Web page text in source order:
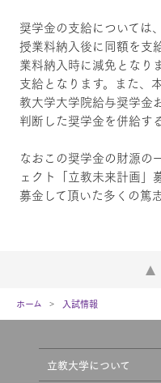
奨学金の支給については
授業料納入後に同額を支
業料納入時に減免となり
支給となります。また、
教大学大学院給与奨学金
判断した奨学金を併給す
なおこの奨学金の財源の
ェクト「立教未来計画」
募金して頂いた多くの篤
ホーム 入試情報
立教大学について